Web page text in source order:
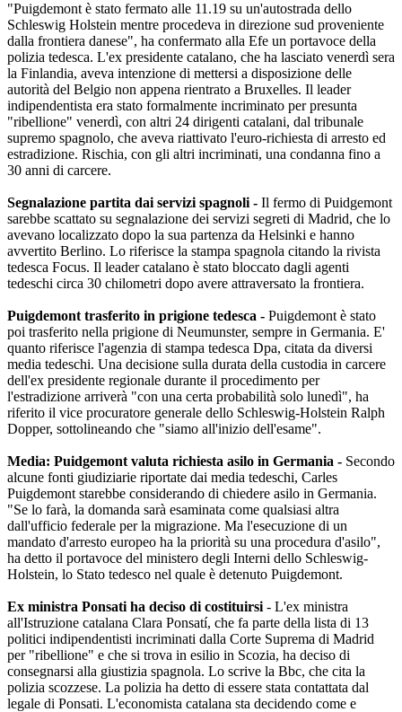
"Puigdemont è stato fermato alle 11.19 su un'autostrada dello
Schleswig Holstein mentre procedeva in direzione sud proveniente
dalla frontiera danese", ha confermato alla Efe un portavoce della
polizia tedesca. L'ex presidente catalano, che ha lasciato venerdì sera
la Finlandia, aveva intenzione di mettersi a disposizione delle
autorità del Belgio non appena rientrato a Bruxelles. Il leader
indipendentista era stato formalmente incriminato per presunta
"ribellione" venerdì, con altri 24 dirigenti catalani, dal tribunale
supremo spagnolo, che aveva riattivato l'euro-richiesta di arresto ed
estradizione. Rischia, con gli altri incriminati, una condanna fino a
30 anni di carcere.
Segnalazione partita dai servizi spagnoli - Il fermo di Puidgemont
sarebbe scattato su segnalazione dei servizi segreti di Madrid, che lo
avevano localizzato dopo la sua partenza da Helsinki e hanno
avvertito Berlino. Lo riferisce la stampa spagnola citando la rivista
tedesca Focus. Il leader catalano è stato bloccato dagli agenti
tedeschi circa 30 chilometri dopo avere attraversato la frontiera.
Puigdemont trasferito in prigione tedesca - Puigdemont è stato
poi trasferito nella prigione di Neumunster, sempre in Germania. E'
quanto riferisce l'agenzia di stampa tedesca Dpa, citata da diversi
media tedeschi. Una decisione sulla durata della custodia in carcere
dell'ex presidente regionale durante il procedimento per
l'estradizione arriverà "con una certa probabilità solo lunedì", ha
riferito il vice procuratore generale dello Schleswig-Holstein Ralph
Dopper, sottolineando che "siamo all'inizio dell'esame".
Media: Puidgemont valuta richiesta asilo in Germania - Secondo
alcune fonti giudiziarie riportate dai media tedeschi, Carles
Puigdemont starebbe considerando di chiedere asilo in Germania.
"Se lo farà, la domanda sarà esaminata come qualsiasi altra
dall'ufficio federale per la migrazione. Ma l'esecuzione di un
mandato d'arresto europeo ha la priorità su una procedura d'asilo",
ha detto il portavoce del ministero degli Interni dello Schleswig-
Holstein, lo Stato tedesco nel quale è detenuto Puigdemont.
Ex ministra Ponsati ha deciso di costituirsi - L'ex ministra
all'Istruzione catalana Clara Ponsatí, che fa parte della lista di 13
politici indipendentisti incriminati dalla Corte Suprema di Madrid
per "ribellione" e che si trova in esilio in Scozia, ha deciso di
consegnarsi alla giustizia spagnola. Lo scrive la Bbc, che cita la
polizia scozzese. La polizia ha detto di essere stata contattata dal
legale di Ponsati. L'economista catalana sta decidendo come e